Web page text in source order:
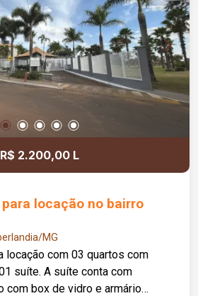
R$ 2.200,00 L
locação no bairro
MG
locação com 03 quartos com
suíte. A suíte conta com
com box de vidro e armário